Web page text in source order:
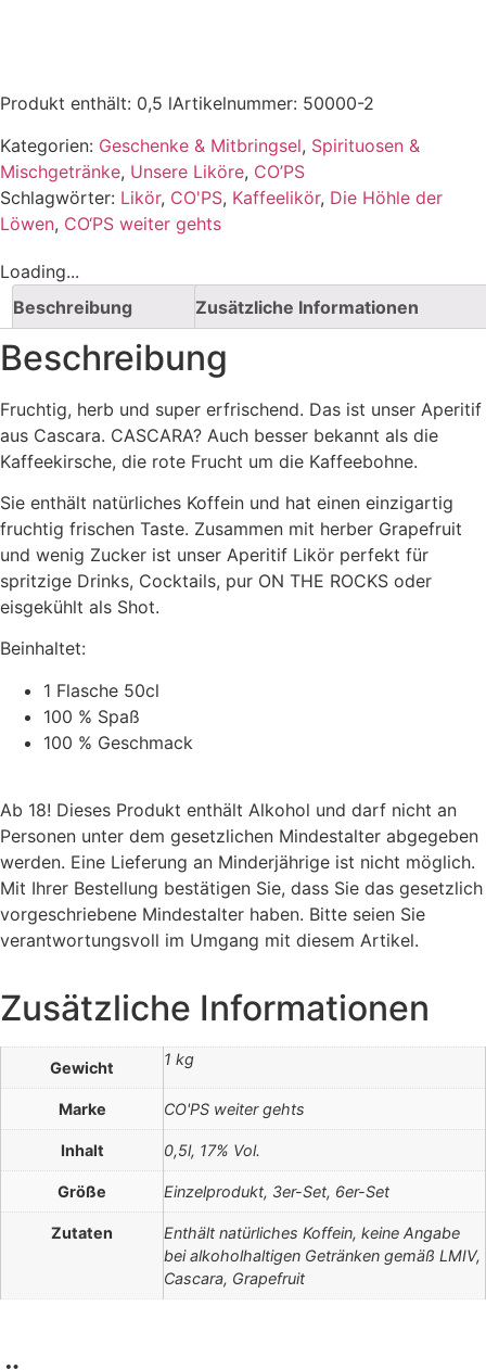
Produkt enthält: 0,5 lArtikelnummer: 50000-2
Kategorien: Geschenke & Mitbringsel, Spirituosen &
Mischgetränke, Unsere Liköre, CO’PS
Schlagwörter: Likör, CO'PS, Kaffeelikör, Die Höhle der
Löwen, CO‘PS weiter gehts
Loading...
Beschreibung
Zusätzliche Informationen
Beschreibung
Fruchtig, herb und super erfrischend. Das ist unser Aperitif
aus Cascara. CASCARA? Auch besser bekannt als die
Kaffeekirsche, die rote Frucht um die Kaffeebohne.
Sie enthält natürliches Koffein und hat einen einzigartig
fruchtig frischen Taste. Zusammen mit herber Grapefruit
und wenig Zucker ist unser Aperitif Likör perfekt für
spritzige Drinks, Cocktails, pur ON THE ROCKS oder
eisgekühlt als Shot.
Beinhaltet:
1 Flasche 50cl
100 % Spaß
100 % Geschmack
Ab 18! Dieses Produkt enthält Alkohol und darf nicht an
Personen unter dem gesetzlichen Mindestalter abgegeben
werden. Eine Lieferung an Minderjährige ist nicht möglich.
Mit Ihrer Bestellung bestätigen Sie, dass Sie das gesetzlich
vorgeschriebene Mindestalter haben. Bitte seien Sie
verantwortungsvoll im Umgang mit diesem Artikel.
Zusätzliche Informationen
Gewicht 1 kg
Marke CO'PS weiter gehts
Inhalt 0,5l, 17% Vol.
Größe Einzelprodukt, 3er-Set, 6er-Set
Zutaten
Enthält natürliches Koffein, keine Angabe
bei alkoholhaltigen Getränken gemäß LMIV,
Cascara, Grapefruit